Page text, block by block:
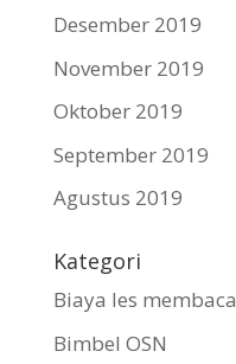
Desember 2019
November 2019
Oktober 2019
September 2019
Agustus 2019
Kategori
Biaya les membaca
Bimbel OSN